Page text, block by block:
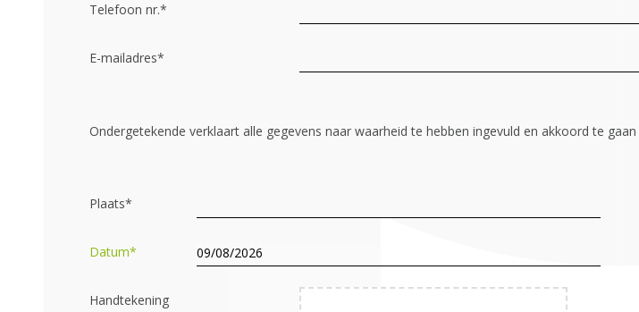
Telefoon nr.*
E-mailadres*
Ondergetekende verklaart alle gegevens naar waarheid te hebben ingevuld en akkoord te
Plaats*
Datum*
Handtekening